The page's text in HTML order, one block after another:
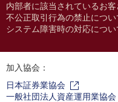
内部者に該当されているお
不公正取引行為の禁止につい
システム障害時の対応につい
加入協会：
日本証券業協会
一般社団法人資産運用業協会